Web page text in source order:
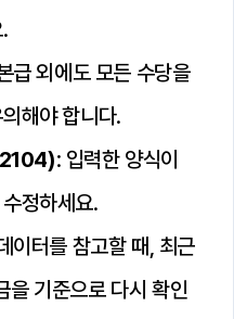
급 외에도 모든 수당을
해야 합니다.
2104): 입력한 양식이
정하세요.
이터를 참고할 때, 최근
을 기준으로 다시 확인